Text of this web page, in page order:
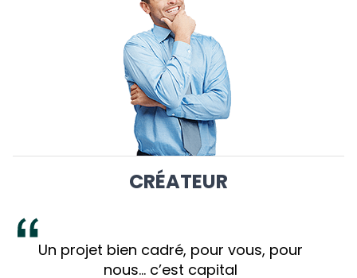
CRÉATEUR
Un projet bien cadré, pour vous, pour
nous... c’est capital